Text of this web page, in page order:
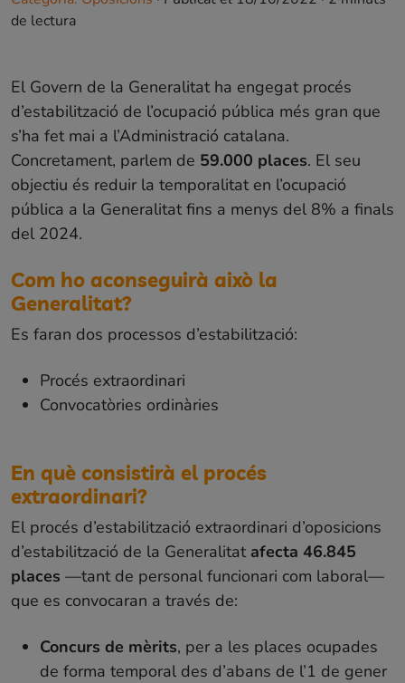
de lectura
El Govern de la Generalitat ha engegat procés
d’estabilització de l’ocupació pública més gran que
s’ha fet mai a l’Administració catalana.
Concretament, parlem de 59.000 places. El seu
objectiu és reduir la temporalitat en l’ocupació
pública a la Generalitat fins a menys del 8% a finals
del 2024.
Com ho aconseguirà això la
Generalitat?
Es faran dos processos d’estabilització:
Procés extraordinari
Convocatòries ordinàries
En què consistirà el procés
extraordinari?
El procés d’estabilització extraordinari d’oposicions
d’estabilització de la Generalitat afecta 46.845
places —tant de personal funcionari com laboral—
que es convocaran a través de:
Concurs de mèrits, per a les places ocupades
de forma temporal des d’abans de l’1 de gener